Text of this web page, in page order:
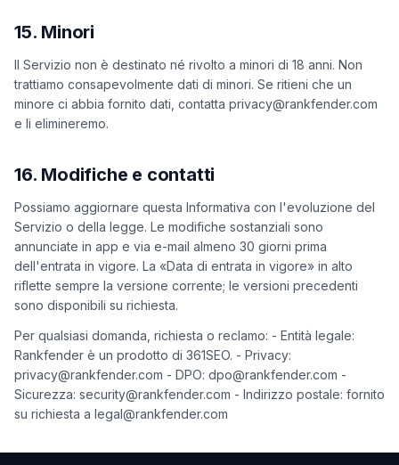
15. Minori
Il Servizio non è destinato né rivolto a minori di 18 anni. Non
trattiamo consapevolmente dati di minori. Se ritieni che un
minore ci abbia fornito dati, contatta privacy@rankfender.com
e li elimineremo.
16. Modifiche e contatti
Possiamo aggiornare questa Informativa con l'evoluzione del
Servizio o della legge. Le modifiche sostanziali sono
annunciate in app e via e-mail almeno 30 giorni prima
dell'entrata in vigore. La «Data di entrata in vigore» in alto
riflette sempre la versione corrente; le versioni precedenti
sono disponibili su richiesta.
Per qualsiasi domanda, richiesta o reclamo: - Entità legale:
Rankfender è un prodotto di 361SEO. - Privacy:
privacy@rankfender.com - DPO: dpo@rankfender.com -
Sicurezza: security@rankfender.com - Indirizzo postale: fornito
su richiesta a legal@rankfender.com